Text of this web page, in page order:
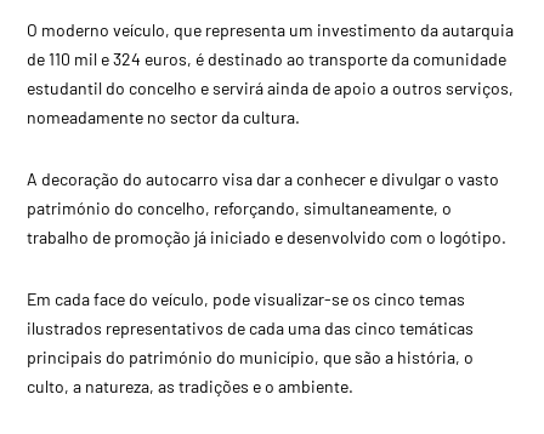
O moderno veículo, que representa um investimento da autarquia
de 110 mil e 324 euros, é destinado ao transporte da comunidade
estudantil do concelho e servirá ainda de apoio a outros serviços,
nomeadamente no sector da cultura.
A decoração do autocarro visa dar a conhecer e divulgar o vasto
património do concelho, reforçando, simultaneamente, o
trabalho de promoção já iniciado e desenvolvido com o logótipo.
Em cada face do veículo, pode visualizar-se os cinco temas
ilustrados representativos de cada uma das cinco temáticas
principais do património do município, que são a história, o
culto, a natureza, as tradições e o ambiente.